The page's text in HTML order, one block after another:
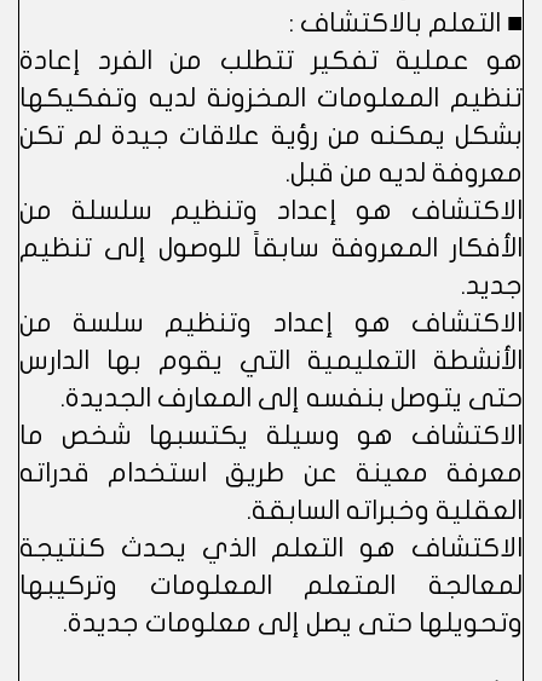
■ التعلم بالاكتشاف :
هو عملية تفكير تتطلب من الفرد إعادة
تنظيم المعلومات المخزونة لديه وتفكيكها
بشكل يمكنه من رؤية علاقات جيدة لم تكن
معروفة لديه من قبل.
الاكتشاف هو إعداد وتنظيم سلسلة من
الأفكار المعروفة سابقاً للوصول إلى تنظيم
جديد.
الاكتشاف هو إعداد وتنظيم سلسة من
الأنشطة التعليمية التي يقوم بها الدارس
حتى يتوصل بنفسه إلى المعارف الجديدة.
الاكتشاف هو وسيلة يكتسبها شخص ما
معرفة معينة عن طريق استخدام قدراته
العقلية وخبراته السابقة.
الاكتشاف هو التعلم الذي يحدث كنتيجة
لمعالجة المتعلم المعلومات وتركيبها
وتحويلها حتى يصل إلى معلومات جديدة.